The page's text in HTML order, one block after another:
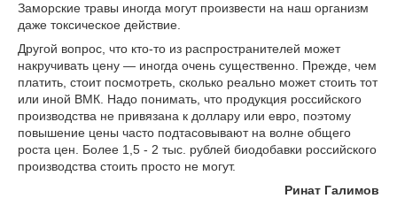
Заморские травы иногда могут произвести на наш организм
даже токсическое действие.
Другой вопрос, что кто-то из распространителей может
накручивать цену — иногда очень существенно. Прежде, чем
платить, стоит посмотреть, сколько реально может стоить тот
или иной ВМК. Надо понимать, что продукция российского
производства не привязана к доллару или евро, поэтому
повышение цены часто подтасовывают на волне общего
роста цен. Более 1,5 - 2 тыс. рублей биодобавки российского
производства стоить просто не могут.
Ринат Галимов